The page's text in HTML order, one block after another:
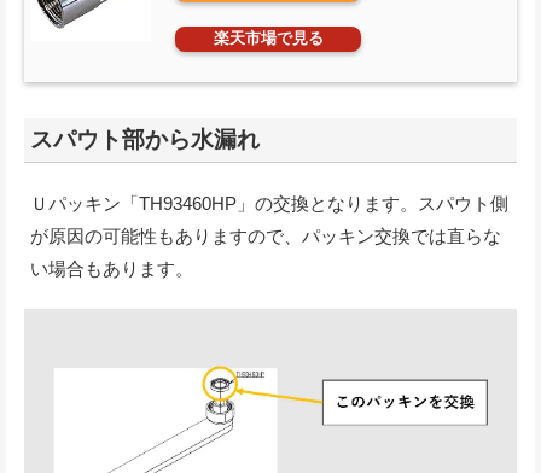
楽天市場で見る
スパウト部から水漏れ
Ｕパッキン「TH93460HP」の交換となります。スパウト側
が原因の可能性もありますので、パッキン交換では直らな
い場合もあります。